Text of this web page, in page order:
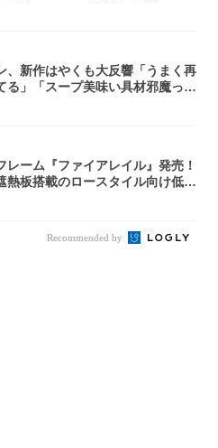
、新作はやくも大反響「うまく再
る」「スープ美味い具材邪魔って
レーム『ファイアレイル』発売！
熱板搭載のロースタイル向け低型
Recommended by